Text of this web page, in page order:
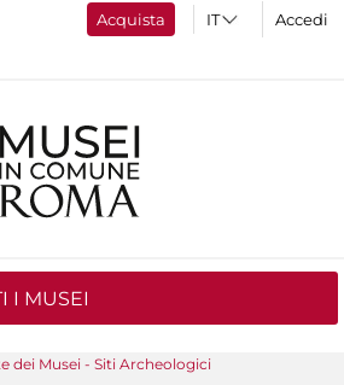
Acquista Accedi
I MUSEI
dei Musei - Siti Archeologici